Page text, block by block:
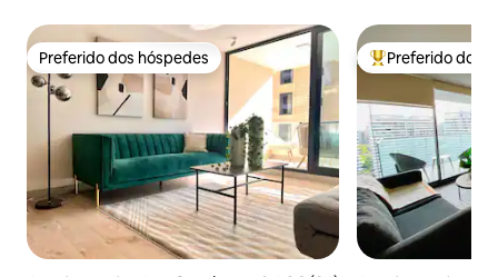
Preferido dos hóspedes
Preferido dos hóspedes Entre os
Preferido dos